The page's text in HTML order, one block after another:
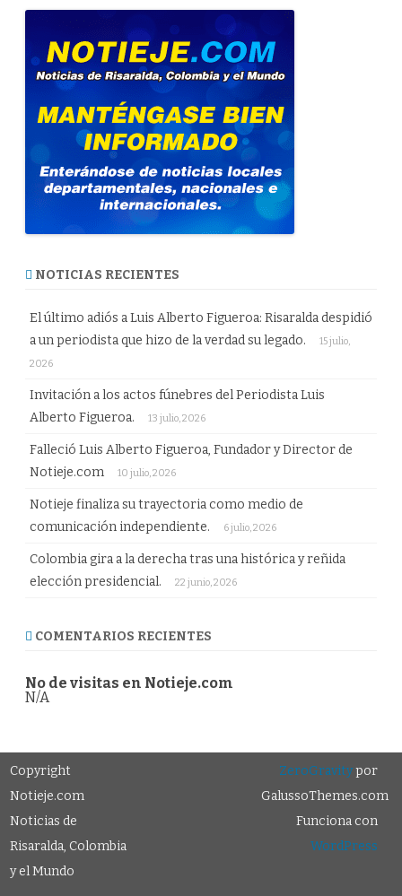
NOTICIAS RECIENTES
El último adiós a Luis Alberto Figueroa: Risaralda despidió
a un periodista que hizo de la verdad su legado.
15 julio,
2026
Invitación a los actos fúnebres del Periodista Luis
Alberto Figueroa.
13 julio, 2026
Falleció Luis Alberto Figueroa, Fundador y Director de
Notieje.com
10 julio, 2026
Notieje finaliza su trayectoria como medio de
comunicación independiente.
6 julio, 2026
Colombia gira a la derecha tras una histórica y reñida
elección presidencial.
22 junio, 2026
COMENTARIOS RECIENTES
No de visitas en Notieje.com
N/A
Copyright
Notieje.com
Noticias de
Risaralda, Colombia
y el Mundo
ZeroGravitypor
GalussoThemes.com
Funciona con
WordPress